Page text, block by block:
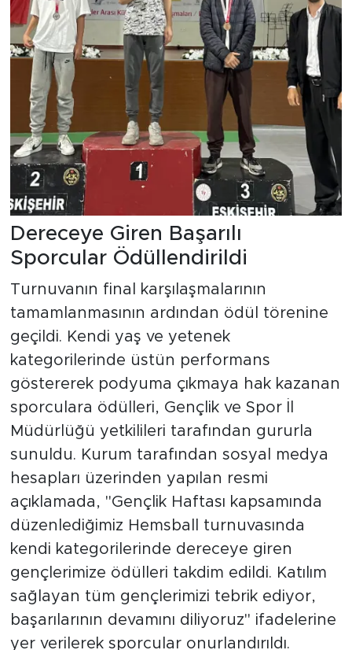
Dereceye Giren Başarılı
Sporcular Ödüllendirildi
Turnuvanın final karşılaşmalarının
tamamlanmasının ardından ödül törenine
geçildi. Kendi yaş ve yetenek
kategorilerinde üstün performans
göstererek podyuma çıkmaya hak kazanan
sporculara ödülleri, Gençlik ve Spor İl
Müdürlüğü yetkilileri tarafından gururla
sunuldu. Kurum tarafından sosyal medya
hesapları üzerinden yapılan resmi
açıklamada, "Gençlik Haftası kapsamında
düzenlediğimiz Hemsball turnuvasında
kendi kategorilerinde dereceye giren
gençlerimize ödülleri takdim edildi. Katılım
sağlayan tüm gençlerimizi tebrik ediyor,
başarılarının devamını diliyoruz" ifadelerine
yer verilerek sporcular onurlandırıldı.